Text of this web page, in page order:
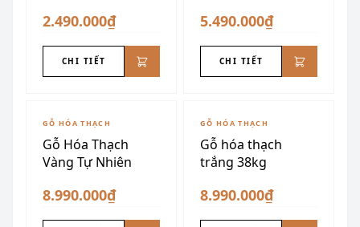
2.490.000₫
CHI TIẾT
5.490.000₫
CHI TIẾT
GỖ HÓA THẠCH
Gỗ Hóa Thạch
Vàng Tự Nhiên
8.990.000₫
GỖ HÓA THẠCH
Gỗ hóa thạch
trắng 38kg
8.990.000₫